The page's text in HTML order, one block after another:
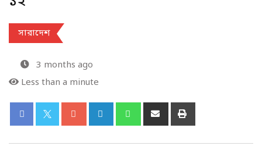
সারাদেশ
3 months ago
Less than a minute